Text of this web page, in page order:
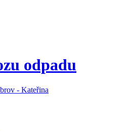
odpadu